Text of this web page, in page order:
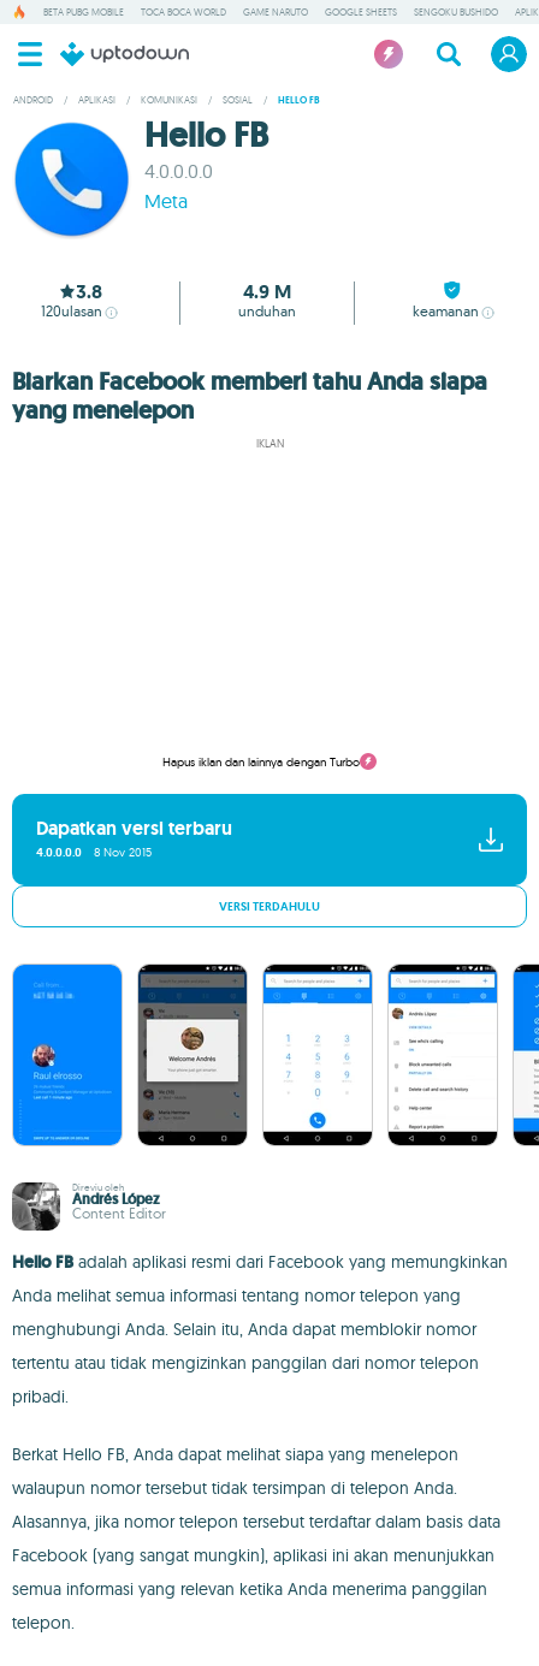
BETA PUBG MOBILE TOCA BOCA WORLD GAME NARUTO GOOGLE SHEETS SENGOKU BUSHIDO
ANDROID / APLIKASI / KOMUNIKASI / SOSIAL / HELLO FB
Hello FB
4.0.0.0.0
Meta
3.8
120ulasan
4.9 M
unduhan keamanan
Biarkan Facebook memberi tahu Anda siapa
yang menelepon
IKLAN
Hapus iklan dan lainnya dengan Turbo
Dapatkan versi terbaru
4.0.0.0.0 8 Nov 2015
VERSI TERDAHULU
Direviu oleh
Andrés López
Content Editor
Hello FBadalah aplikasi resmi dari Facebook yang memungkinkan
Anda melihat semua informasi tentang nomor telepon yang
menghubungi Anda. Selain itu, Anda dapat memblokir nomor
tertentu atau tidak mengizinkan panggilan dari nomor telepon
pribadi.
Berkat Hello FB, Anda dapat melihat siapa yang menelepon
walaupun nomor tersebut tidak tersimpan di telepon Anda.
Alasannya, jika nomor telepon tersebut terdaftar dalam basis data
Facebook (yang sangat mungkin), aplikasi ini akan menunjukkan
semua informasi yang relevan ketika Anda menerima panggilan
telepon.